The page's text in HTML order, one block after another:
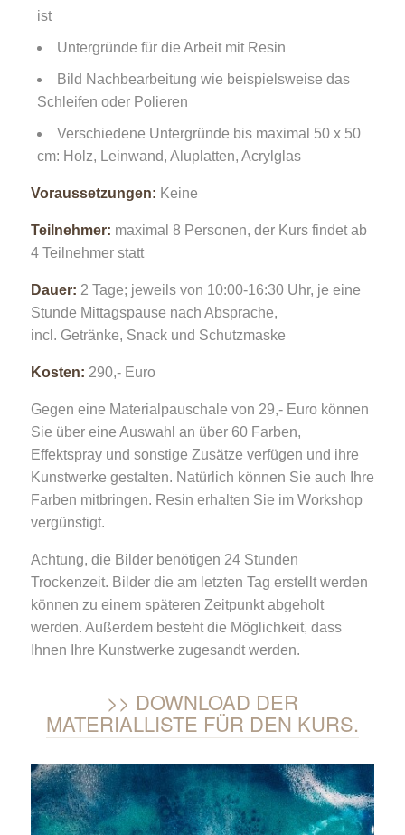
ist
Untergründe für die Arbeit mit Resin
Bild Nachbearbeitung wie beispielsweise das
Schleifen oder Polieren
Verschiedene Untergründe bis maximal 50 x 50
cm: Holz, Leinwand, Aluplatten, Acrylglas
Voraussetzungen: Keine
Teilnehmer: maximal 8 Personen, der Kurs findet ab
4 Teilnehmer statt
Dauer: 2 Tage; jeweils von 10:00-16:30 Uhr, je eine
Stunde Mittagspause nach Absprache,
incl. Getränke, Snack und Schutzmaske
Kosten: 290,- Euro
Gegen eine Materialpauschale von 29,- Euro können
Sie über eine Auswahl an über 60 Farben,
Effektspray und sonstige Zusätze verfügen und ihre
Kunstwerke gestalten. Natürlich können Sie auch Ihre
Farben mitbringen. Resin erhalten Sie im Workshop
vergünstigt.
Achtung, die Bilder benötigen 24 Stunden
Trockenzeit. Bilder die am letzten Tag erstellt werden
können zu einem späteren Zeitpunkt abgeholt
werden. Außerdem besteht die Möglichkeit, dass
Ihnen Ihre Kunstwerke zugesandt werden.
DOWNLOAD DER
MATERIALLISTE FÜR DEN KURS.